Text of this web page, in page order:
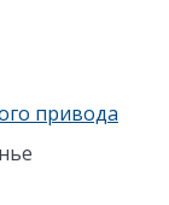
привода